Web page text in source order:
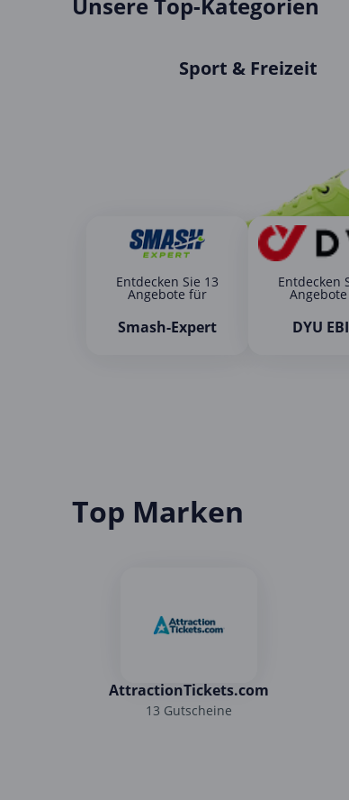
Sport & Freizeit
Entdecken Sie 13
Angebote für
Smash-Expert
Entdecken
DYU
Top Marken
AttractionTickets.com
13 Gutscheine